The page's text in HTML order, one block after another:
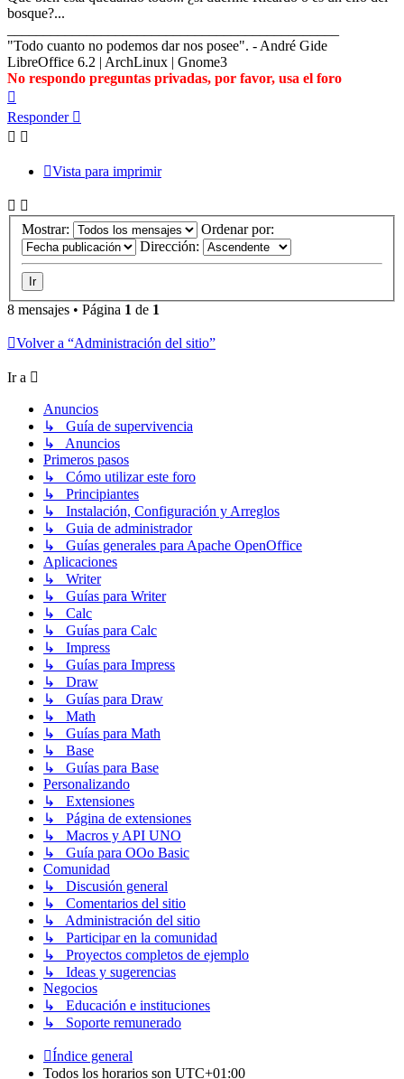
bosque?...
"Todo cuanto no podemos dar nos posee". - André Gide
LibreOffice 6.2 | ArchLinux | Gnome3
No respondo preguntas privadas, por favor, usa el foro
Responder
Vista para imprimir
Mostrar:
Ordenar por:
Dirección:
8 mensajes • Página 1 de 1
Volver a “Administración del sitio”
Ir a
Anuncios
↳ Guía de supervivencia
↳ Anuncios
Primeros pasos
↳ Cómo utilizar este foro
↳ Principiantes
↳ Instalación, Configuración y Arreglos
↳ Guia de administrador
↳ Guías generales para Apache OpenOffice
Aplicaciones
↳ Writer
↳ Guías para Writer
↳ Calc
↳ Guías para Calc
↳ Impress
↳ Guías para Impress
↳ Draw
↳ Guías para Draw
↳ Math
↳ Guías para Math
↳ Base
↳ Guías para Base
Personalizando
↳ Extensiones
↳ Página de extensiones
↳ Macros y API UNO
↳ Guía para OOo Basic
Comunidad
↳ Discusión general
↳ Comentarios del sitio
↳ Administración del sitio
↳ Participar en la comunidad
↳ Proyectos completos de ejemplo
↳ Ideas y sugerencias
Negocios
↳ Educación e instituciones
↳ Soporte remunerado
Índice general
Todos los horarios son UTC+01:00